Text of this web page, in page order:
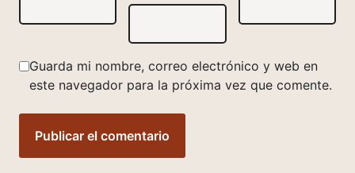
Guarda mi nombre, correo electrónico y web en
este navegador para la próxima vez que comente.